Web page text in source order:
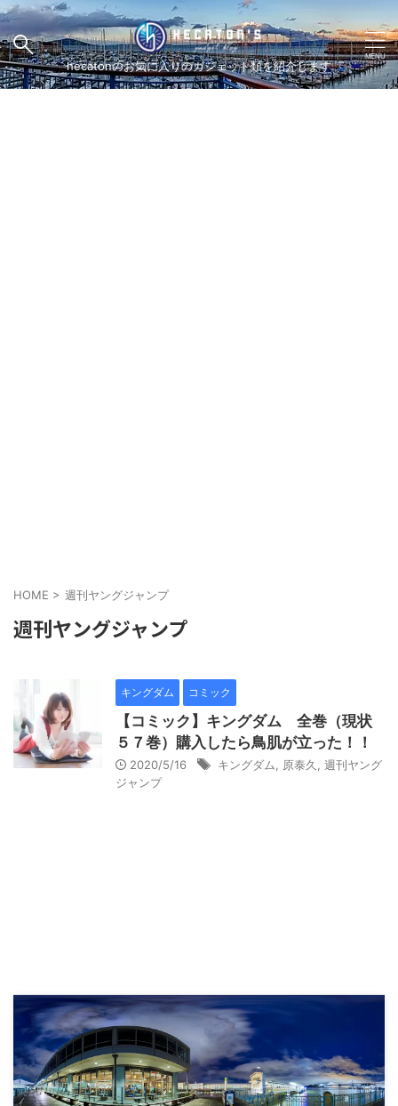
hecatonのお気に入りのガジェット類を紹介します
HOME > 週刊ヤングジャンプ
週刊ヤングジャンプ
キングダム コミック
【コミック】キングダム 全巻（現状
５７巻）購入したら鳥肌が立った！！
2020/5/16 キングダム 原泰久
週刊ヤング
ジャンプ